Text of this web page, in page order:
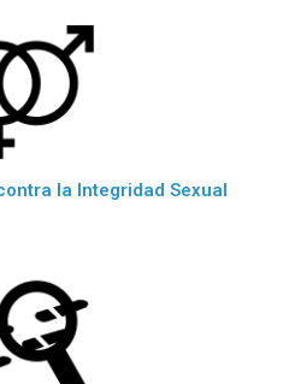
la Integridad Sexual